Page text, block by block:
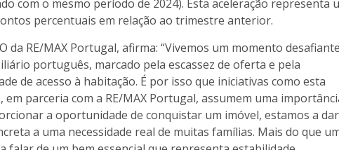
com o mesmo período de 2024). Esta aceleração representa
percentuais em relação ao trimestre anterior.
da RE/MAX Portugal, afirma: “Vivemos um momento desafiante
português, marcado pela escassez de oferta e pela
de acesso à habitação. É por isso que iniciativas como esta
em parceria com a RE/MAX Portugal, assumem uma
a oportunidade de conquistar um imóvel, estamos a dar
a uma necessidade real de muitas famílias. Mais do que